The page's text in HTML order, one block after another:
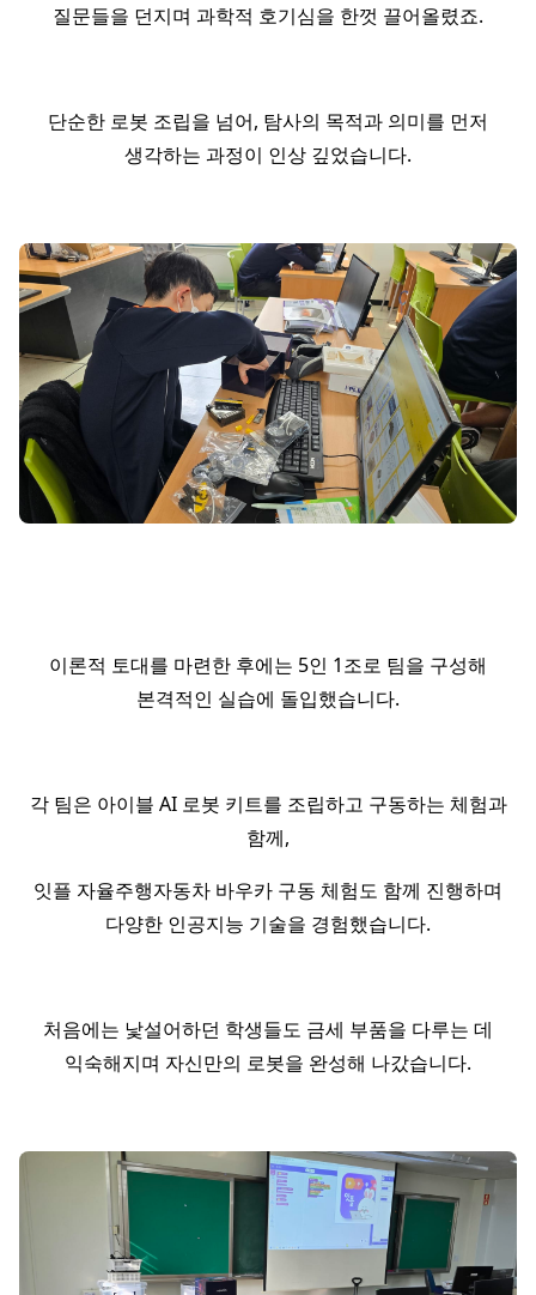
질문들을 던지며 과학적 호기심을 한껏 끌어올렸죠.
단순한 로봇 조립을 넘어, 탐사의 목적과 의미를 먼저
생각하는 과정이 인상 깊었습니다.
이론적 토대를 마련한 후에는 5인 1조로 팀을 구성해
본격적인 실습에 돌입했습니다.
각 팀은 아이블 AI 로봇 키트를 조립하고 구동하는 체험과
함께,
잇플 자율주행자동차 바우카 구동 체험도 함께 진행하며
다양한 인공지능 기술을 경험했습니다.
처음에는 낯설어하던 학생들도 금세 부품을 다루는 데
익숙해지며 자신만의 로봇을 완성해 나갔습니다.